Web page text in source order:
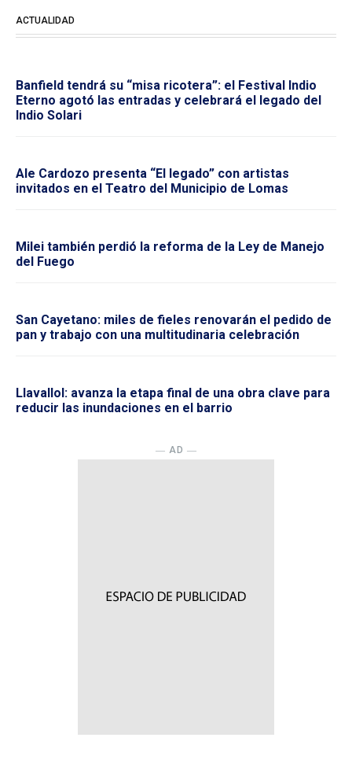
ACTUALIDAD
Banfield tendrá su “misa ricotera”: el Festival Indio
Eterno agotó las entradas y celebrará el legado del
Indio Solari
Ale Cardozo presenta “El legado” con artistas
invitados en el Teatro del Municipio de Lomas
Milei también perdió la reforma de la Ley de Manejo
del Fuego
San Cayetano: miles de fieles renovarán el pedido de
pan y trabajo con una multitudinaria celebración
Llavallol: avanza la etapa final de una obra clave para
reducir las inundaciones en el barrio
― AD ―